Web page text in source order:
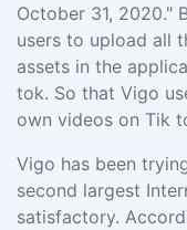
October 31, 2020."
users to upload all
assets in the
tok. So that Vigo
own videos on Tik
Vigo has been
second largest
satisfactory.